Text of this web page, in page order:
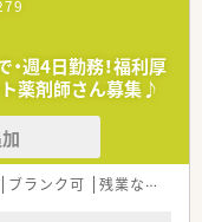
週4日勤務！福利厚
薬剤師さん募集♪
ブランク可 残業なし(ほぼなし含む)